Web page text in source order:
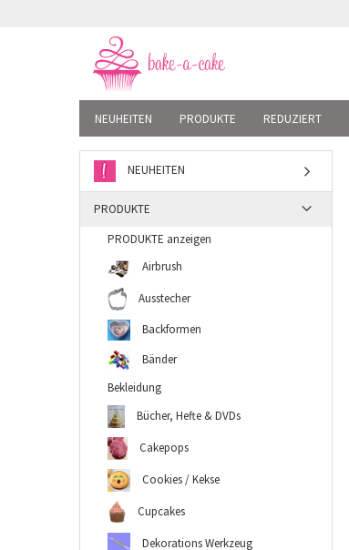
NEUHEITEN PRODUKTE REDUZIERT
NEUHEITEN
PRODUKTE
PRODUKTE anzeigen
Airbrush
Ausstecher
Backformen
Bänder
Bekleidung
Bücher, Hefte & DVDs
Cakepops
Cookies / Kekse
Cupcakes
Dekorations Werkzeug